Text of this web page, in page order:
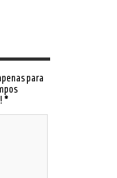
para
*